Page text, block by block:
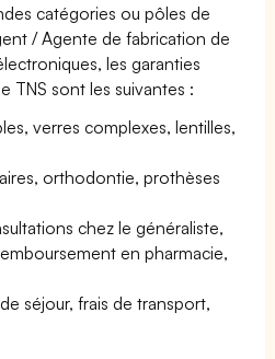
catégories ou pôles de
/ Agente de fabrication de
les garanties
TNS sont les suivantes :
verres complexes, lentilles,
orthodontie, prothèses
chez le généraliste,
en pharmacie,
séjour, frais de transport,